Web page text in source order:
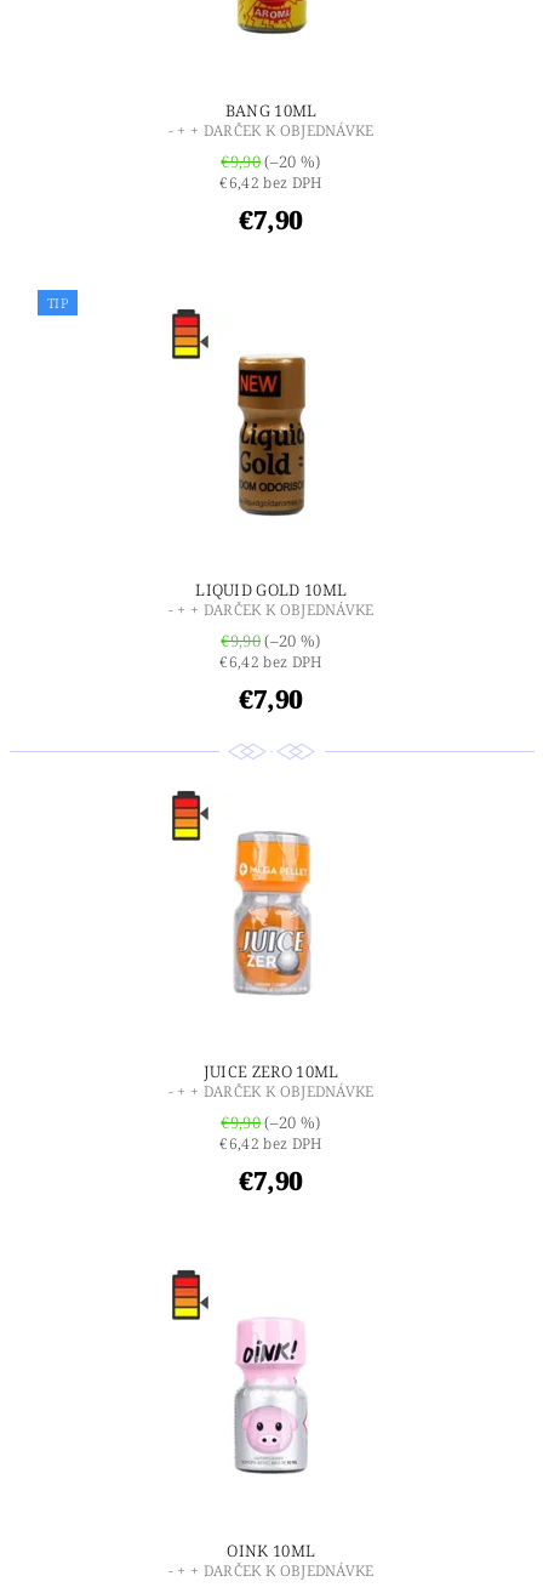
BANG 10ML
- + + DARČEK K OBJEDNÁVKE
€9,90(–20 %)
€6,42 bez DPH
€7,90
TIP
LIQUID GOLD 10ML
- + + DARČEK K OBJEDNÁVKE
€9,90(–20 %)
€6,42 bez DPH
€7,90
JUICE ZERO 10ML
- + + DARČEK K OBJEDNÁVKE
€9,90(–20 %)
€6,42 bez DPH
€7,90
OINK 10ML
- + + DARČEK K OBJEDNÁVKE